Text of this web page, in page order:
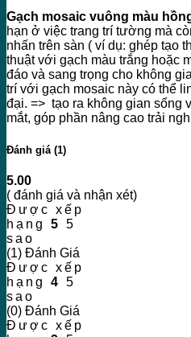
Gạch mosaic vuông màu
hạn ở việc trang trí tường mà
nhấn trên sàn ( ví dụ: ghép tạo
thuật với gạch màu trắng hoặc
đáo và sang trọng cho không
trí với gạch mosaic này có thể
đại. => tạo ra không gian sống
mắt, góp phần nâng cao trải
Đánh giá (1)
5.00
( đánh giá và nhận xét)
Được xếp
hạng 5 5
sao
(1) Đánh Giá
Được xếp
hạng 4 5
sao
(0) Đánh Giá
Được xếp